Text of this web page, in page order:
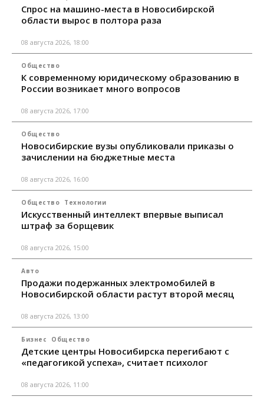
Спрос на машино-места в Новосибирской
области вырос в полтора раза
08 августа 2026, 18:00
Общество
К современному юридическому образованию в
России возникает много вопросов
08 августа 2026, 17:00
Общество
Новосибирские вузы опубликовали приказы о
зачислении на бюджетные места
08 августа 2026, 16:00
Общество Технологии
Искусственный интеллект впервые выписал
штраф за борщевик
08 августа 2026, 15:00
Авто
Продажи подержанных электромобилей в
Новосибирской области растут второй месяц
08 августа 2026, 13:00
Бизнес Общество
Детские центры Новосибирска перегибают с
«педагогикой успеха», считает психолог
08 августа 2026, 11:00